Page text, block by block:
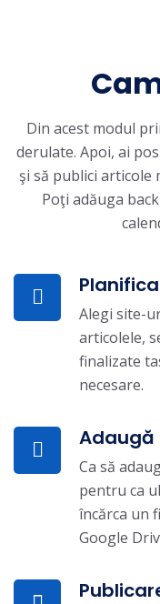
Din acest modul
derulate. Apoi, ai
şi să publici articole
Poţi adăuga
Alegi site-
articolele,
finalizate
necesare.
Ca să
pentru ca
încărca un
Google